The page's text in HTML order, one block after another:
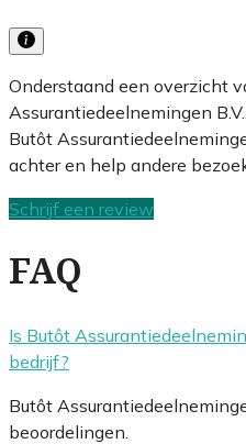
Onderstaand een overzicht
Assurantiedeelnemingen
Butôt
achter en help andere
Schrijf een review
FAQ
Is Butôt
bedrijf?
Butôt
beoordelingen.